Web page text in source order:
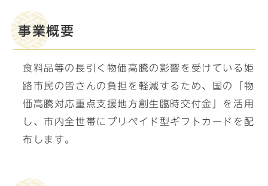
事業概要
食料品等の長引く物価高騰の影響を受けている姫
路市民の皆さんの負担を軽減するため、国の「物
価高騰対応重点支援地方創生臨時交付金」を活用
し、市内全世帯にプリペイド型ギフトカードを配
布します。